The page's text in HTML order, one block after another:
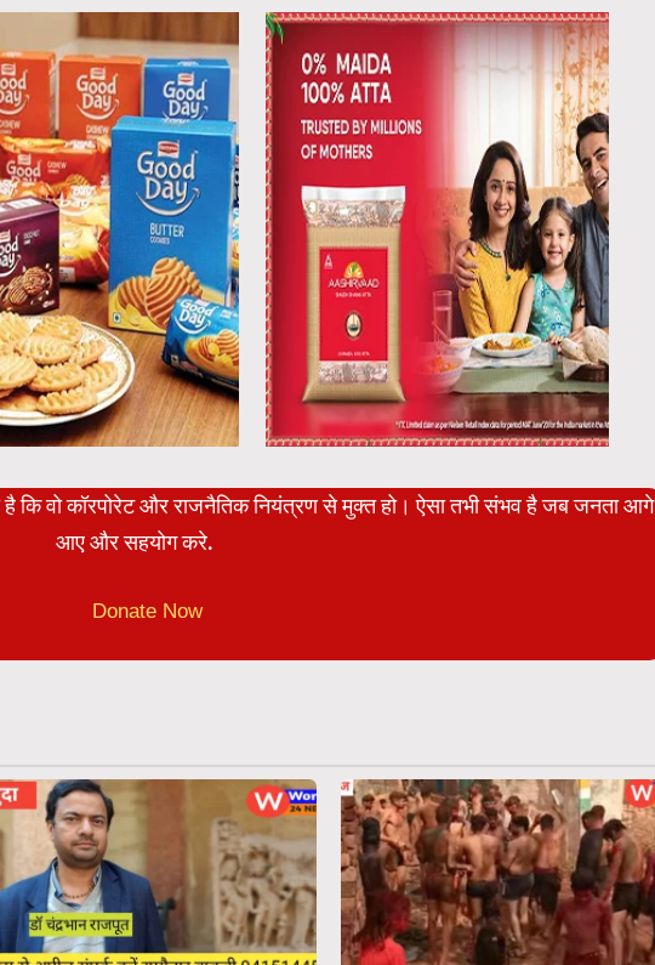
कि वो कॉरपोरेट और राजनैतिक नियंत्रण से मुक्त हो। ऐसा तभी संभव है जब जनता आगे
आए और सहयोग करे.
Donate Now